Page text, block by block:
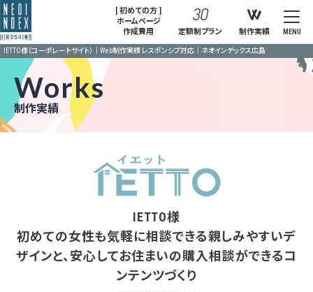
[ 初めての方 ]
ホームページ
作成費用
定額制プラン 制作実績 MENU
IETTO様（コーポレートサイト）｜Web制作実績 レスポンシブ対応｜ネオインデックス広島
Works
制作実績
IETTO様
初めての女性も気軽に相談できる親しみやすいデ
ザインと、安心してお住まいの購入相談ができるコ
ンテンツづくり